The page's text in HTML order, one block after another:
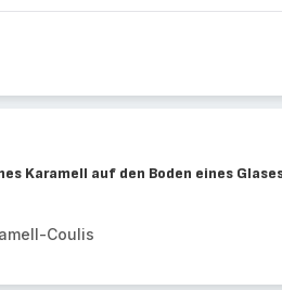
Karamell auf den Boden eines
Coulis